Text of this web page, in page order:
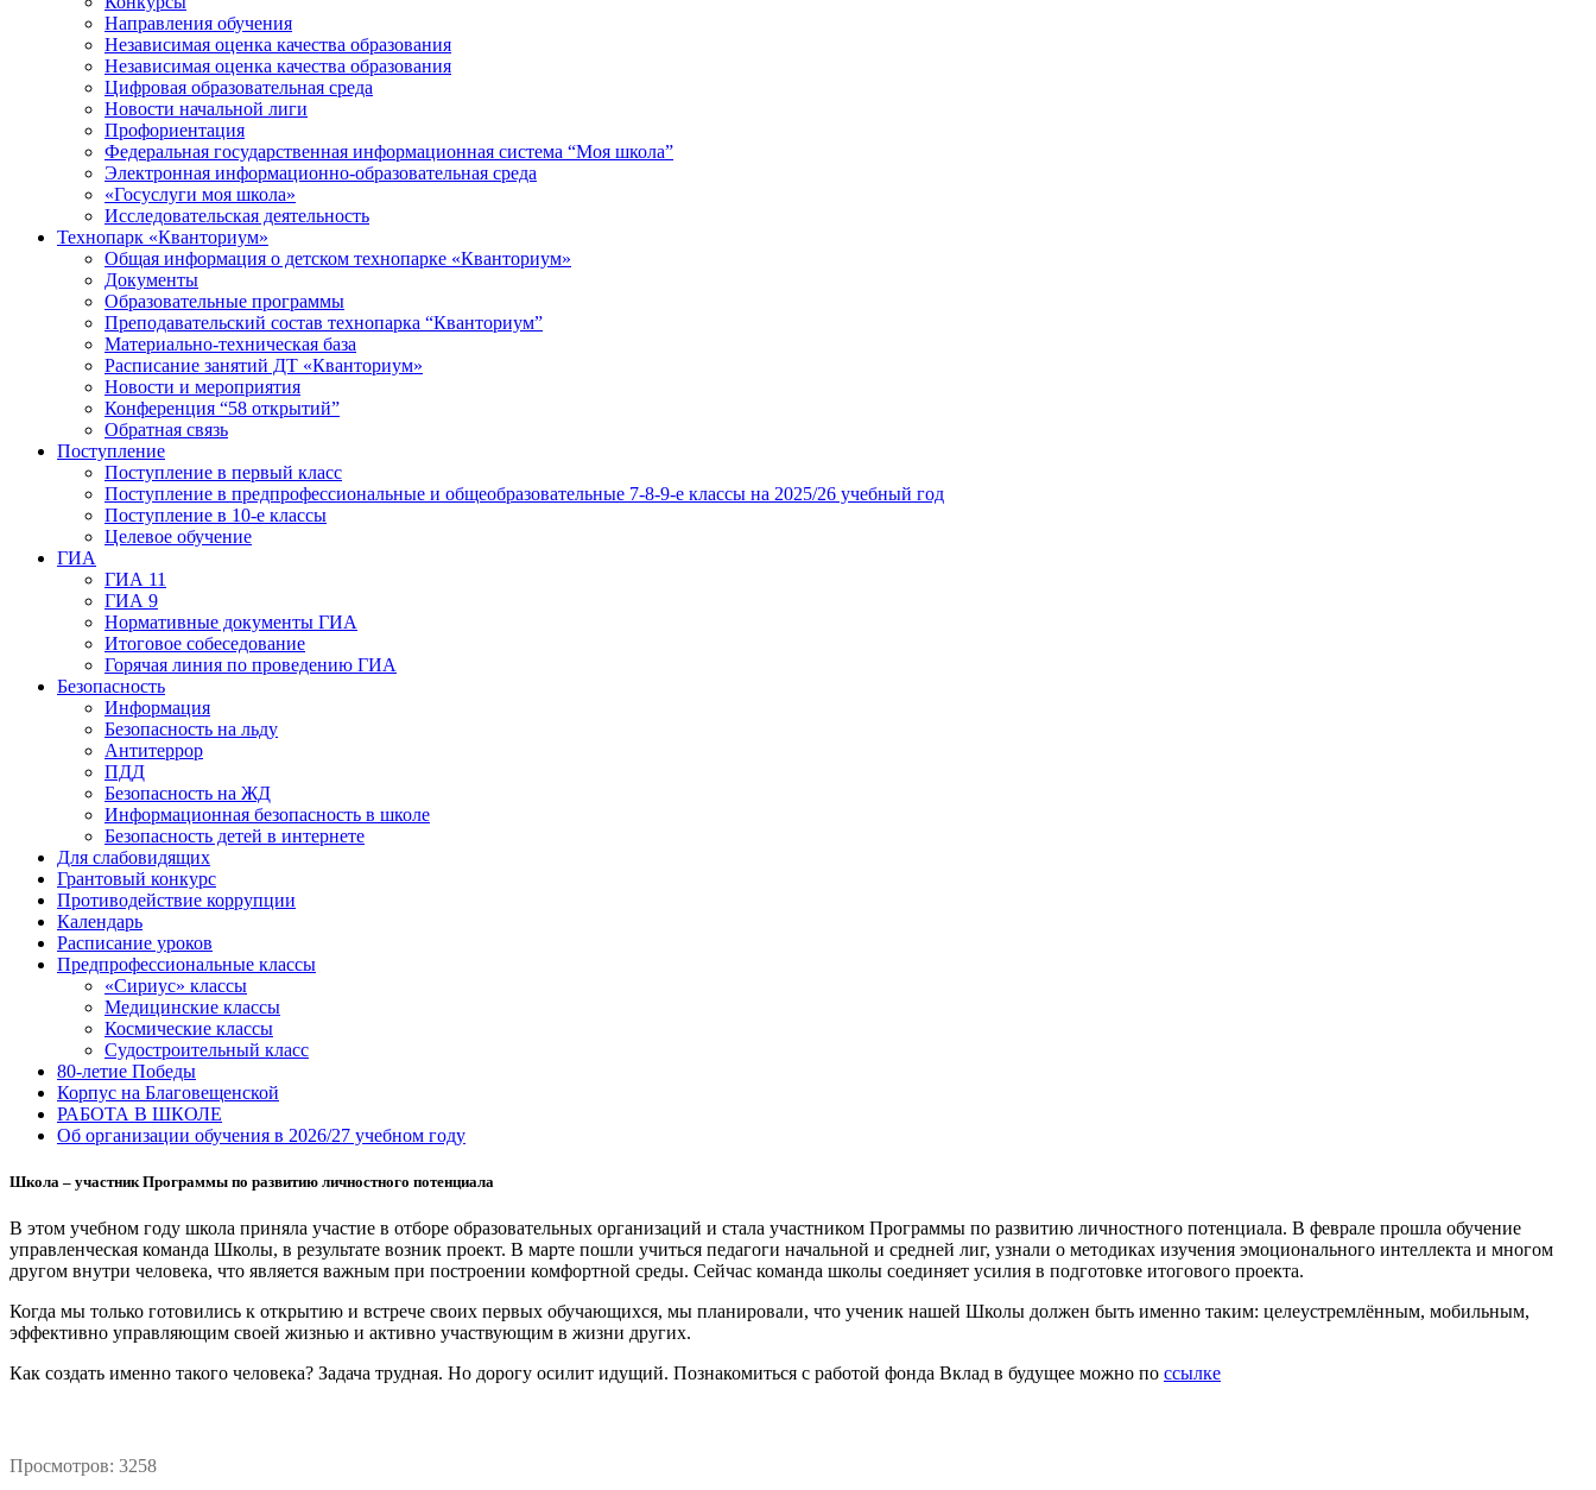
Направления обучения
Независимая оценка качества образования
Независимая оценка качества образования
Цифровая образовательная среда
Новости начальной лиги
Профориентация
Федеральная государственная информационная система “Моя школа”
Электронная информационно-образовательная среда
«Госуслуги моя школа»
Исследовательская деятельность
Технопарк «Кванториум»
Общая информация о детском технопарке «Кванториум»
Документы
Образовательные программы
Преподавательский состав технопарка “Кванториум”
Материально-техническая база
Расписание занятий ДТ «Кванториум»
Новости и мероприятия
Конференция “58 открытий”
Обратная связь
Поступление
Поступление в первый класс
Поступление в предпрофессиональные и общеобразовательные 7-8-9-е классы на 2025/26 учебный год
Поступление в 10-е классы
Целевое обучение
ГИА
ГИА 11
ГИА 9
Нормативные документы ГИА
Итоговое собеседование
Горячая линия по проведению ГИА
Безопасность
Информация
Безопасность на льду
Антитеррор
ПДД
Безопасность на ЖД
Информационная безопасность в школе
Безопасность детей в интернете
Для слабовидящих
Грантовый конкурс
Противодействие коррупции
Календарь
Расписание уроков
Предпрофессиональные классы
«Сириус» классы
Медицинские классы
Космические классы
Судостроительный класс
80-летие Победы
Корпус на Благовещенской
РАБОТА В ШКОЛЕ
Об организации обучения в 2026/27 учебном году
Школа – участник Программы по развитию личностного потенциала
В этом учебном году школа приняла участие в отборе образовательных организаций и стала участником Программы по развитию личностного потенциала. В феврале прошла обучение
управленческая команда Школы, в результате возник проект. В марте пошли учиться педагоги начальной и средней лиг, узнали о методиках изучения эмоционального интеллекта и многом
другом внутри человека, что является важным при построении комфортной среды. Сейчас команда школы соединяет усилия в подготовке итогового проекта.
Когда мы только готовились к открытию и встрече своих первых обучающихся, мы планировали, что ученик нашей Школы должен быть именно таким: целеустремлённым, мобильным,
эффективно управляющим своей жизнью и активно участвующим в жизни других.
Как создать именно такого человека? Задача трудная. Но дорогу осилит идущий. Познакомиться с работой фонда Вклад в будущее можно по ссылке
Просмотров: 3258